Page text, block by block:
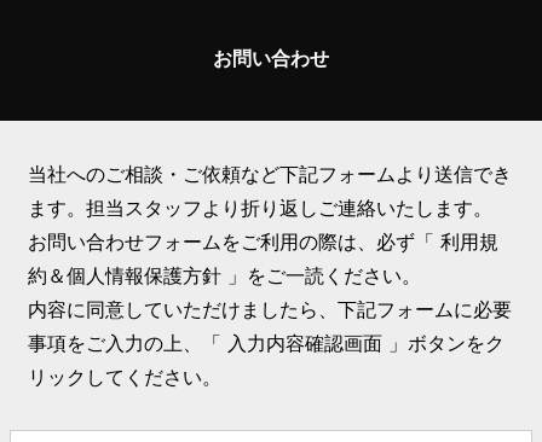
お問い合わせ
当社へのご相談・ご依頼など下記フォームより送信でき
ます。担当スタッフより折り返しご連絡いたします。
お問い合わせフォームをご利用の際は、必ず「 利用規
約＆個人情報保護方針 」をご一読ください。
内容に同意していただけましたら、下記フォームに必要
事項をご入力の上、「 入力内容確認画面 」ボタンをク
リックしてください。